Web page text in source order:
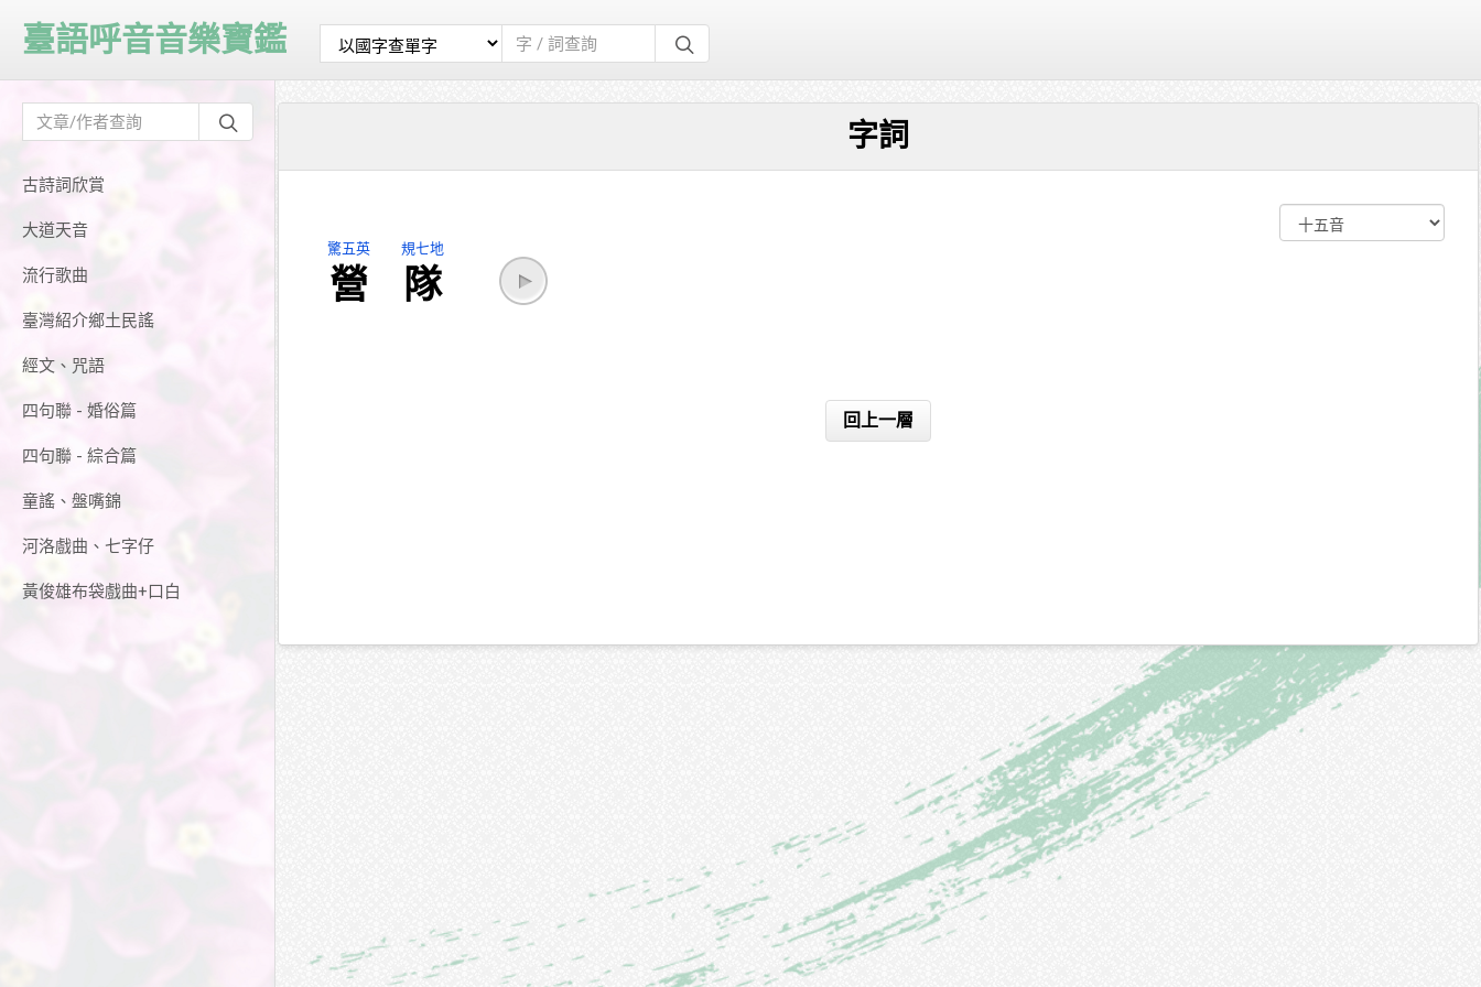
古詩詞欣賞
大道天音
流行歌曲
臺灣紹介鄉土民謠
經文、咒語
四句聯 - 婚俗篇
四句聯 - 綜合篇
童謠、盤嘴錦
河洛戲曲、七字仔
黃俊雄布袋戲曲+口白
臺語呼音音樂寶鑑
字詞
驚五英
營
規七地
隊
回上一層